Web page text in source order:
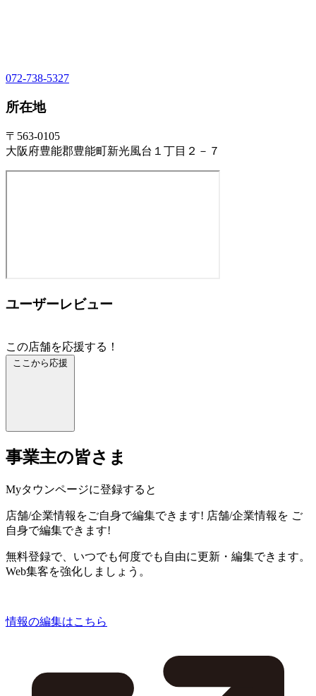
072-738-5327
所在地
〒563-0105
大阪府豊能郡豊能町新光風台１丁目２－７
ユーザーレビュー
この店舗を応援する！
ここから応援
事業主の皆さま
Myタウンページに登録すると
店舗/企業情報をご自身で編集できます! 店舗/企業情報を ご
自身で編集できます!
無料登録で、いつでも何度でも自由に更新・編集できます。
Web集客を強化しましょう。
情報の編集はこちら